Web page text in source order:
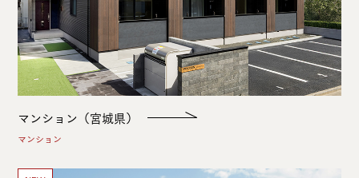
マンション（宮城県）
マンション